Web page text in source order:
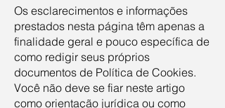
Os esclarecimentos e informações
prestados nesta página têm apenas a
finalidade geral e pouco específica de
como redigir seus próprios
documentos de Política de Cookies.
Você não deve se fiar neste artigo
como orientação jurídica ou como